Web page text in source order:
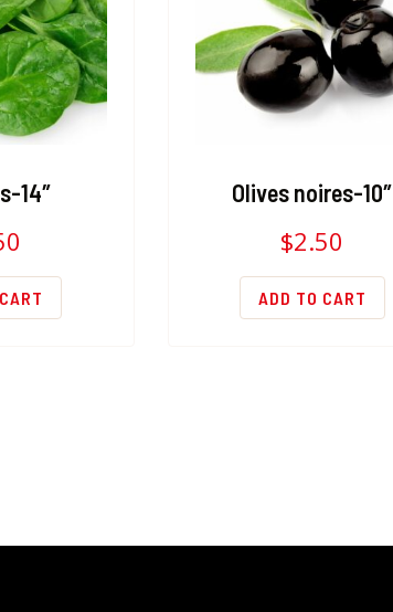
14″ Olives noires-10″
$2.50
ADD TO CART